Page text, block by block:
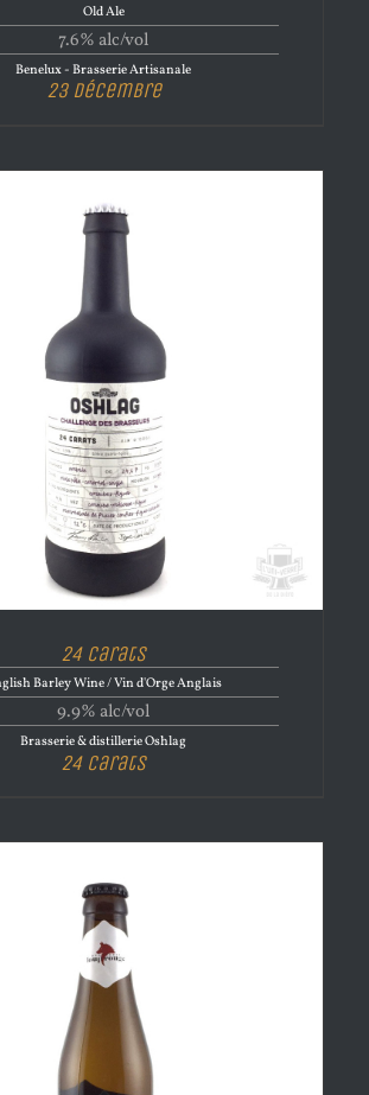
Old Ale
7.6% alc/vol
Benelux - Brasserie Artisanale
23 Décembre
24 Carats
Barley Wine / Vin d'Orge Anglais
9.9% alc/vol
Brasserie & distillerie Oshlag
24 Carats